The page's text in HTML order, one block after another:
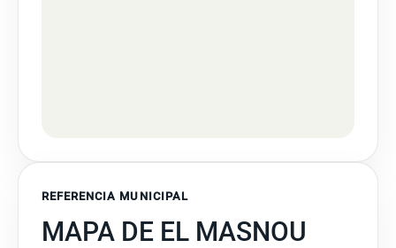
REFERENCIA MUNICIPAL
MAPA DE EL MASNOU